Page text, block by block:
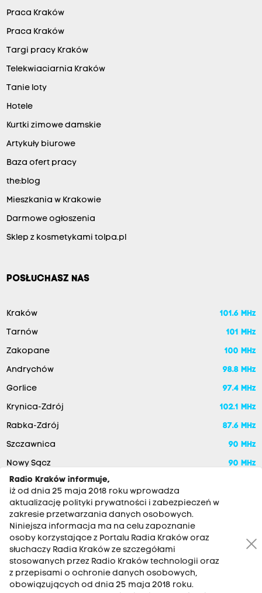
Praca Kraków
Praca Kraków
Targi pracy Kraków
Telekwiaciarnia Kraków
Tanie loty
Hotele
Kurtki zimowe damskie
Artykuły biurowe
Baza ofert pracy
the:blog
Mieszkania w Krakowie
Darmowe ogłoszenia
Sklep z kosmetykami tolpa.pl
POSŁUCHASZ NAS
Kraków 101.6 MHz
Tarnów 101 MHz
Zakopane 100 MHz
Andrychów 98.8 MHz
Gorlice 97.4 MHz
Krynica-Zdrój 102.1 MHz
Rabka-Zdrój 87.6 MHz
Szczawnica 90 MHz
Nowy Sącz 90 MHz
RADIO KRAKÓW SA. Aleja Juliusza Słowackiego 22, 30-007
Kraków
Radio Kraków informuje,
iż od dnia 25 maja 2018 roku wprowadza
aktualizację polityki prywatności i zabezpieczeń w
zakresie przetwarzania danych osobowych.
Niniejsza informacja ma na celu zapoznanie
osoby korzystające z Portalu Radia Kraków oraz
słuchaczy Radia Kraków ze szczegółami
stosowanych przez Radio Kraków technologii oraz
z przepisami o ochronie danych osobowych,
obowiązujących od dnia 25 maja 2018 roku.